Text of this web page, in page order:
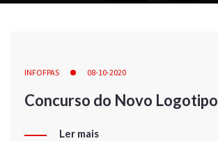
INFOFPAS 08-10-2020
Concurso do Novo Logotipo
Ler mais